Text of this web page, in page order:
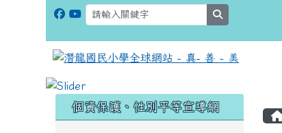
個資保護、性別平等宣導網